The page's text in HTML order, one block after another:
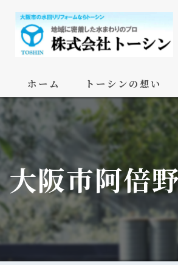
ホーム トーシンの想い
大阪市阿倍